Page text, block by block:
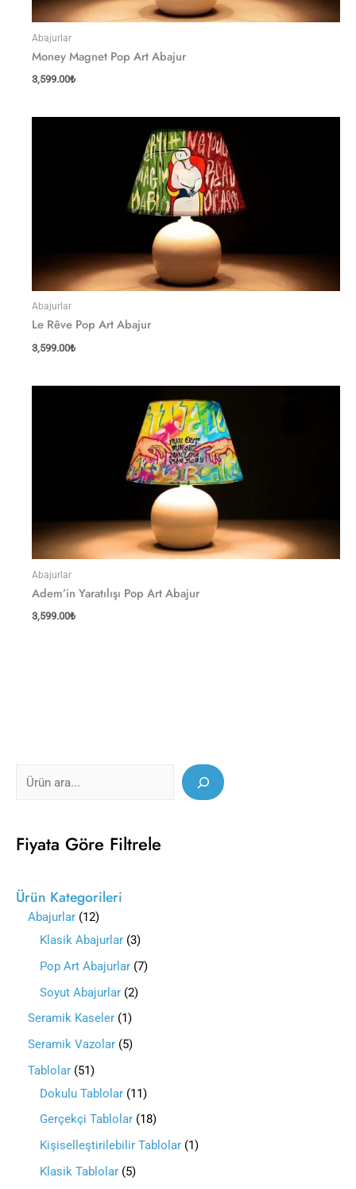
Fiyata Göre Filtrele
Ürün Kategorileri
Abajurlar 12
Klasik Abajurlar 3
Pop Art Abajurlar 7
Soyut Abajurlar 2
Seramik Kaseler 1
Seramik Vazolar 5
Tablolar 51
Dokulu Tablolar 11
Gerçekçi Tablolar 18
Kişiselleştirilebilir Tablolar 1
Klasik Tablolar 5
Abajurlar
Money Magnet Pop Art Abajur
3,599.00₺
Abajurlar
Le Rêve Pop Art Abajur
3,599.00₺
Abajurlar
Adem’in Yaratılışı Pop Art Abajur
3,599.00₺